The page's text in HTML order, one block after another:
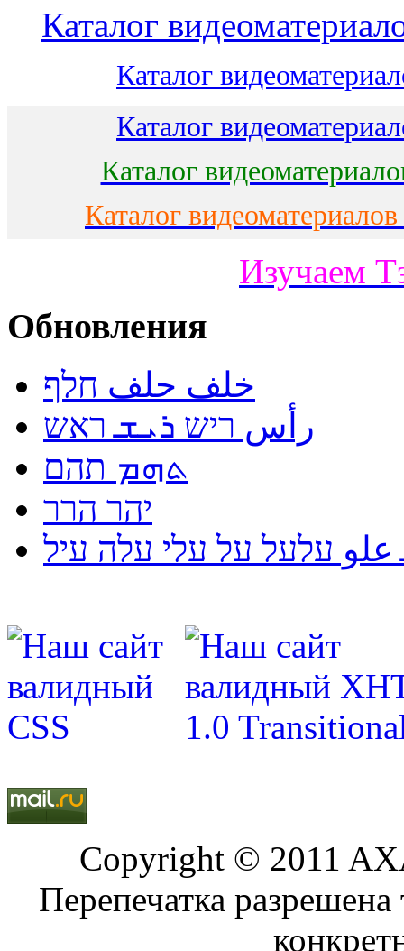
Каталог
Каталог
Каталог
Каталог
Каталог
Изучаем
Обновления
خلف حلف חלף
رأس ריש ܪܝܫ ראש
ܬܗܡ תהם
יהר הרר
עלעל על עלי עלה עיל
Copyright © 2011
Перепечатка